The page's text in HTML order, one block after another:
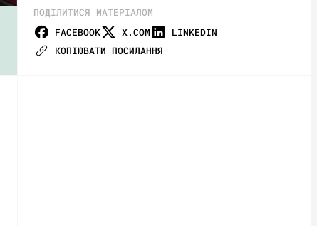
ПОДІЛИТИСЯ МАТЕРІАЛОМ
FACEBOOK
X.COM
LINKEDIN
КОПІЮВАТИ ПОСИЛАННЯ